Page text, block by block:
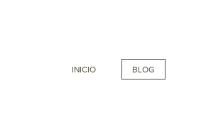
INICIO BLOG